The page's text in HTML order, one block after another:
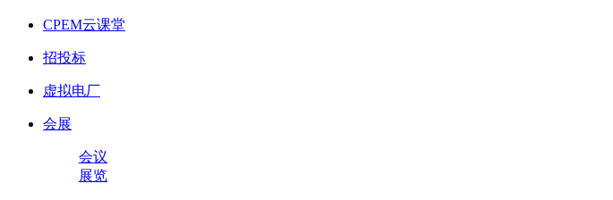
CPEM云课堂
招投标
虚拟电厂
会展
会议
展览